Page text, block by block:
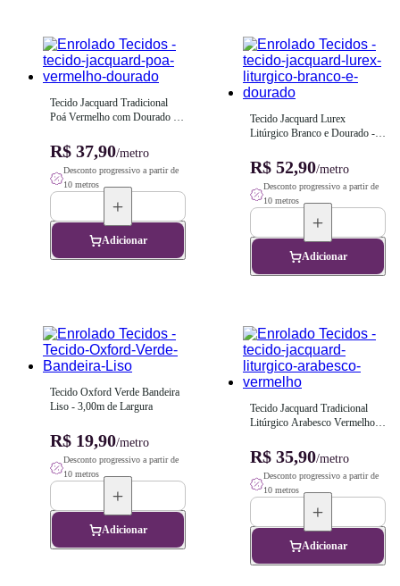
Tecido Jacquard Tradicional
Poá Vermelho com Dourado -
R$ 37,90/metro
Desconto progressivo a partir de
10 metros
Adicionar
Tecido Jacquard Lurex
Litúrgico Branco e Dourado -
R$ 52,90/metro
Desconto progressivo a partir de
10 metros
Adicionar
Tecido Oxford Verde Bandeira
Liso - 3,00m de Largura
R$ 19,90/metro
Desconto progressivo a partir de
10 metros
Adicionar
Tecido Jacquard Tradicional
Litúrgico Arabesco Vermelho -
R$ 35,90/metro
Desconto progressivo a partir de
10 metros
Adicionar